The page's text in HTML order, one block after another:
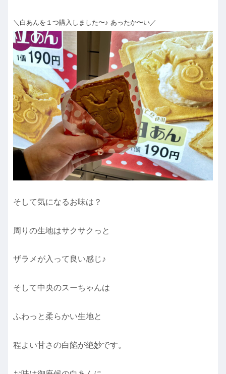
＼白あんを１つ購入しました〜♪ あったか〜い／
そして気になるお味は？
周りの生地はサクサクっと
ザラメが入って良い感じ♪
そして中央のスーちゃんは
ふわっと柔らかい生地と
程よい甘さの白餡が絶妙です。